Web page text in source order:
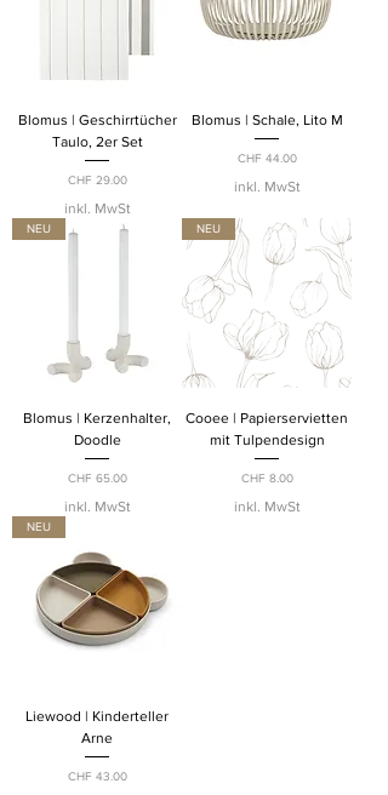
Blomus | Geschirrtücher
Taulo, 2er Set
Preis
CHF 29.00
inkl. MwSt
Blomus | Schale, Lito M
Preis
CHF 44.00
inkl. MwSt
NEU
Blomus | Kerzenhalter,
Doodle
Preis
CHF 65.00
inkl. MwSt
NEU
Cooee | Papierservietten
mit Tulpendesign
Preis
CHF 8.00
inkl. MwSt
NEU
Liewood | Kinderteller
Arne
Preis
CHF 43.00